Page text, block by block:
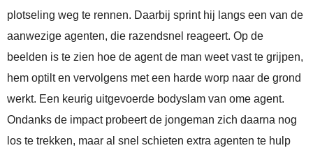
plotseling weg te rennen. Daarbij sprint hij langs een van de
aanwezige agenten, die razendsnel reageert. Op de
beelden is te zien hoe de agent de man weet vast te grijpen,
hem optilt en vervolgens met een harde worp naar de grond
werkt. Een keurig uitgevoerde bodyslam van ome agent.
Ondanks de impact probeert de jongeman zich daarna nog
los te trekken, maar al snel schieten extra agenten te hulp